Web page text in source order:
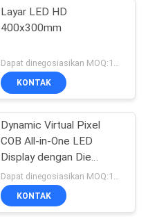
Layar LED HD
400x300mm
KONTAK
Dynamic Virtual Pixel
COB All-in-One LED
Display dengan Die
Casting Aluminium
Cabinet dan 3840Hz
Refresh Rate untuk
KONTAK